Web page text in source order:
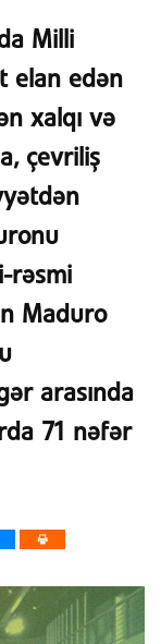
Milli
elan edən
xalqı və
çevriliş
rəsmi
Maduro
arasında
71 nəfər